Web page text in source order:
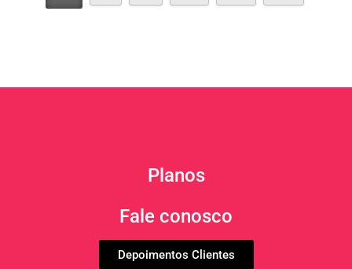
Planos
Fale conosco
Depoimentos Clientes